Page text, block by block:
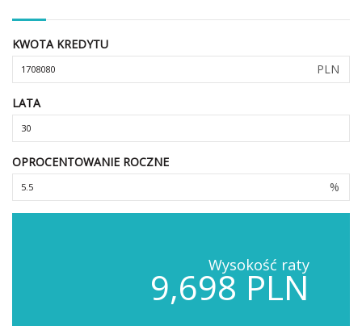
KWOTA KREDYTU
PLN
LATA
OPROCENTOWANIE ROCZNE
%
Wysokość raty
9,698 PLN